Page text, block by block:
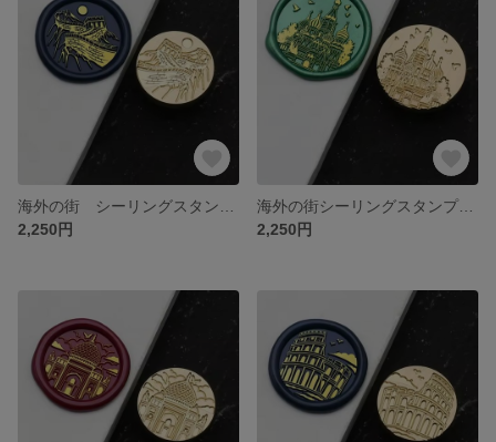
2,250円
海外の街シーリングスタンプヘッド⑪
2,250円